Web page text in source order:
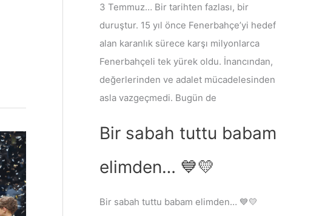
3 Temmuz… Bir tarihten fazlası, bir
duruştur. 15 yıl önce Fenerbahçe’yi hedef
alan karanlık sürece karşı milyonlarca
Fenerbahçeli tek yürek oldu. İnancından,
değerlerinden ve adalet mücadelesinden
asla vazgeçmedi. Bugün de
Bir sabah tuttu babam
elimden… 💙💛
Bir sabah tuttu babam elimden… 💙💛